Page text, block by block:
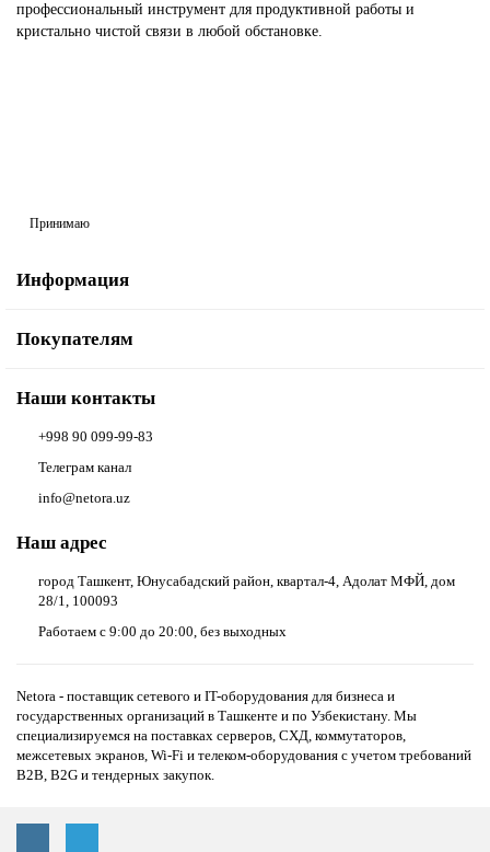
профессиональный инструмент для продуктивной работы и
кристально чистой связи в любой обстановке.
Принимаю
Информация
Покупателям
Наши контакты
+998 90 099-99-83
Телеграм канал
info@netora.uz
Наш адрес
город Ташкент, Юнусабадский район, квартал-4, Адолат МФЙ, дом
28/1, 100093
Работаем с 9:00 до 20:00, без выходных
Netora - поставщик сетевого и IT-оборудования для бизнеса и
государственных организаций в Ташкенте и по Узбекистану. Мы
специализируемся на поставках серверов, СХД, коммутаторов,
межсетевых экранов, Wi-Fi и телеком-оборудования с учетом требований
B2B, B2G и тендерных закупок.